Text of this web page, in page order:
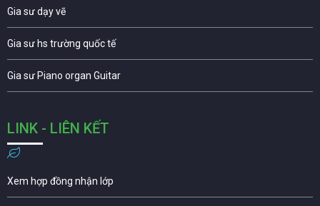
Gia sư dạy vẽ
Gia sư hs trường quốc tế
Gia sư Piano organ Guitar
LINK - LIÊN KẾT
Xem hợp đồng nhận lớp